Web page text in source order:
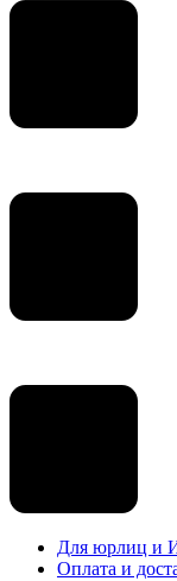
Для юрлиц и
Оплата и